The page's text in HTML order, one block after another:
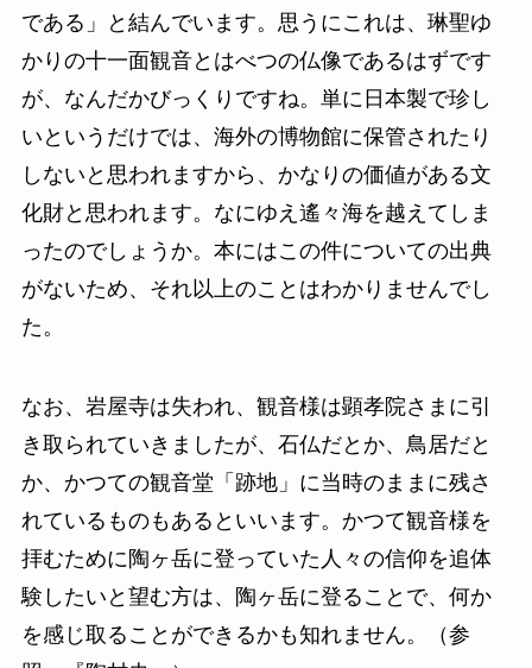
である」と結んでいます。思うにこれは、琳聖ゆ
かりの十一面観音とはべつの仏像であるはずです
が、なんだかびっくりですね。単に日本製で珍し
いというだけでは、海外の博物館に保管されたり
しないと思われますから、かなりの価値がある文
化財と思われます。なにゆえ遙々海を越えてしま
ったのでしょうか。本にはこの件についての出典
がないため、それ以上のことはわかりませんでし
た。
なお、岩屋寺は失われ、観音様は顕孝院さまに引
き取られていきましたが、石仏だとか、鳥居だと
か、かつての観音堂「跡地」に当時のままに残さ
れているものもあるといいます。かつて観音様を
拝むために陶ヶ岳に登っていた人々の信仰を追体
験したいと望む方は、陶ヶ岳に登ることで、何か
を感じ取ることができるかも知れません。（参